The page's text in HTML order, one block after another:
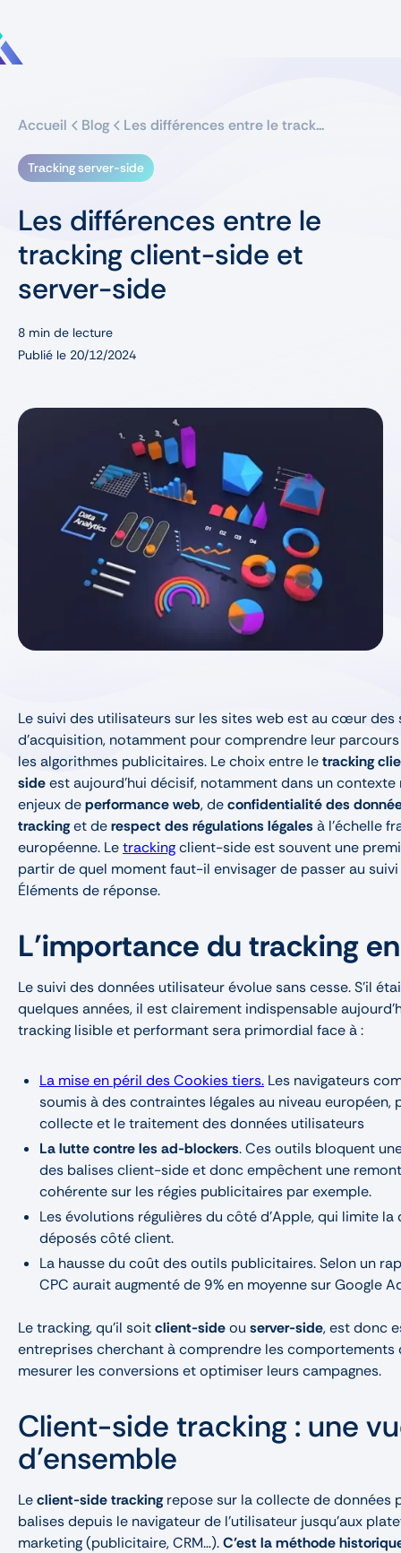
Accueil Blog Les différences entre le track...
Tracking server-side
Les différences entre le
tracking client-side et
server-side
8 min de lecture
Publié le 20/12/2024
Le suivi des utilisateurs sur les sites web est au cœur des
d’acquisition, notamment pour comprendre leur
les algorithmes publicitaires. Le choix entre letracking
sideest aujourd’hui décisif, notamment dans un
enjeux deperformance web, deconfidentialité des
trackinget derespect des régulations légales à l’échelle
européenne. Letrackingclient-side est souvent une
partir de quel moment faut-il envisager de passer au
Éléments de réponse.
L’importance du tracking
Le suivi des données utilisateur évolue sans cesse. S’il
quelques années, il est clairement indispensable
tracking lisible et performant sera primordial face à :
La mise en péril des Cookies tiers. Les navigateurs
soumis à des contraintes légales au niveau européen,
collecte et le traitement des données utilisateurs
La lutte contre les ad-blockers. Ces outils bloquent
des balises client-side et donc empêchent une
cohérente sur les régies publicitaires par exemple.
Les évolutions régulières du côté d’Apple, qui limite
déposés côté client.
La hausse du coût des outils publicitaires. Selon un
CPC aurait augmenté de 9% en moyenne sur Google
Le tracking, qu’il soitclient-sideou server-side, est donc
entreprises cherchant à comprendre les comportements
mesurer les conversions et optimiser leurs campagnes.
Client-side tracking : une
d’ensemble
Leclient-side trackingrepose sur la collecte de données
balises depuis le navigateur de l’utilisateur jusqu’aux
marketing (publicitaire, CRM…).C’est la méthode